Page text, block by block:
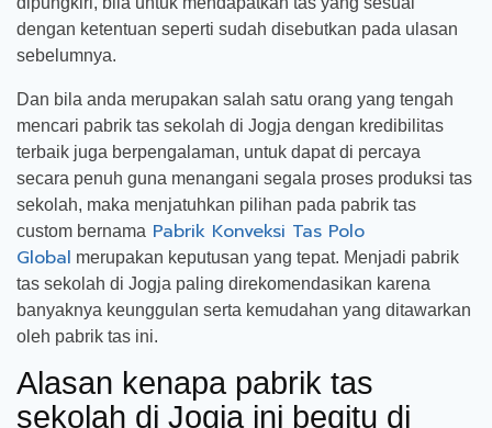
dengan ketentuan seperti sudah disebutkan pada ulasan
sebelumnya.
Dan bila anda merupakan salah satu orang yang tengah
mencari pabrik tas sekolah di Jogja dengan kredibilitas
terbaik juga berpengalaman, untuk dapat di percaya
secara penuh guna menangani segala proses produksi tas
sekolah, maka menjatuhkan pilihan pada pabrik tas
custom bernama Pabrik Konveksi Tas Polo
Global merupakan keputusan yang tepat. Menjadi pabrik
tas sekolah di Jogja paling direkomendasikan karena
banyaknya keunggulan serta kemudahan yang ditawarkan
oleh pabrik tas ini.
Alasan kenapa pabrik tas
sekolah di Jogja ini begitu di